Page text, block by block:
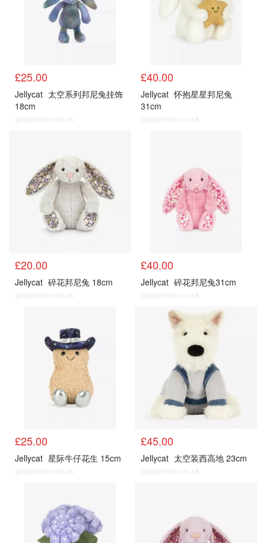
£25.00
Jellycat 太空系列邦尼兔挂饰
18cm
@dealmoon.co.uk
£40.00
Jellycat 怀抱星星邦尼兔
31cm
@dealmoon.co.uk
£20.00
Jellycat 碎花邦尼兔 18cm
@dealmoon.co.uk
£40.00
Jellycat 碎花邦尼兔31cm
@dealmoon.co.uk
£25.00
Jellycat 星际牛仔花生 15cm
@dealmoon.co.uk
£45.00
Jellycat 太空装西高地 23cm
@dealmoon.co.uk